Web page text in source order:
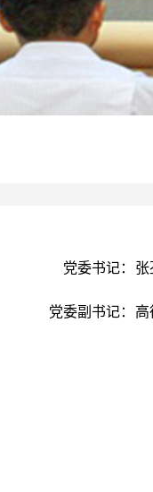
党委书记： 张
党委副书记： 高